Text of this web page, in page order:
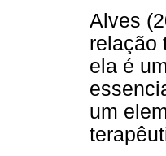
Alves
relação
ela é
um